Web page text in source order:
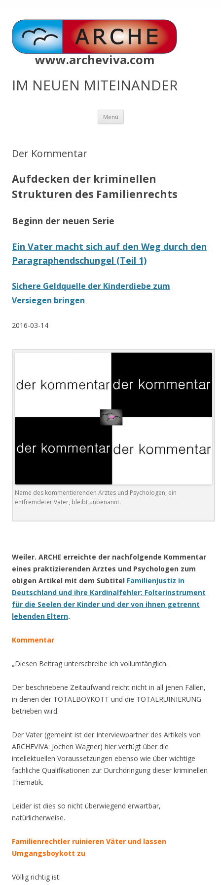
www.archeviva.com
IM NEUEN MITEINANDER
Menü Zum
springen
Der Kommentar
Aufdecken der kriminellen
Strukturen des Familienrechts
Beginn der neuen Serie
Ein Vater macht sich auf den Weg durch den
Paragraphendschungel (Teil 1)
Sichere Geldquelle der Kinderdiebe zum
Versiegen bringen
2016-03-14
Name des kommentierenden Arztes und Psychologen, ein
entfremdeter Vater, bleibt unbenannt.
Weiler. ARCHE erreichte der nachfolgende Kommentar
eines praktizierenden Arztes und Psychologen zum
obigen Artikel mit dem Subtitel Familienjustiz in
Deutschland und ihre Kardinalfehler: Folterinstrument
für die Seelen der Kinder und der von ihnen getrennt
lebenden Eltern.
Kommentar
„Diesen Beitrag unterschreibe ich vollumfänglich.
Der beschriebene Zeitaufwand reicht nicht in all jenen Fällen,
in denen der TOTALBOYKOTT und die TOTALRUINIERUNG
betrieben wird.
Der Vater (gemeint ist der Interviewpartner des Artikels von
ARCHEVIVA: Jochen Wagner) hier verfügt über die
intellektuellen Voraussetzungen ebenso wie über wichtige
fachliche Qualifikationen zur Durchdringung dieser kriminellen
Thematik.
Leider ist dies so nicht überwiegend erwartbar,
natürlicherweise.
Familienrechtler ruinieren Väter und lassen
Umgangsboykott zu
Völlig richtig ist: